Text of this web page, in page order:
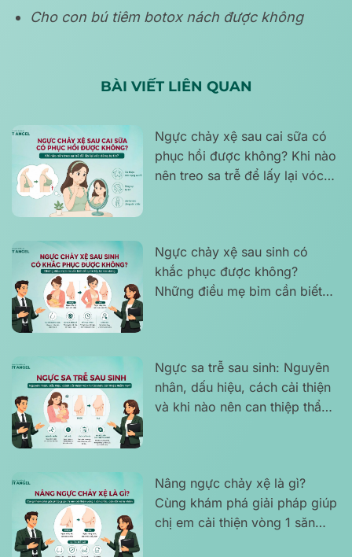
Cho con bú tiêm botox nách được không
BÀI VIẾT LIÊN QUAN
Ngực chảy xệ sau cai sữa có
phục hồi được không? Khi nào
nên treo sa trễ để lấy lại vóc
Ngực chảy xệ sau sinh có
khắc phục được không?
Những điều mẹ bỉm cần biết
Ngực sa trễ sau sinh: Nguyên
nhân, dấu hiệu, cách cải thiện
và khi nào nên can thiệp thẩm
Nâng ngực chảy xệ là gì?
Cùng khám phá giải pháp giúp
chị em cải thiện vòng 1 săn